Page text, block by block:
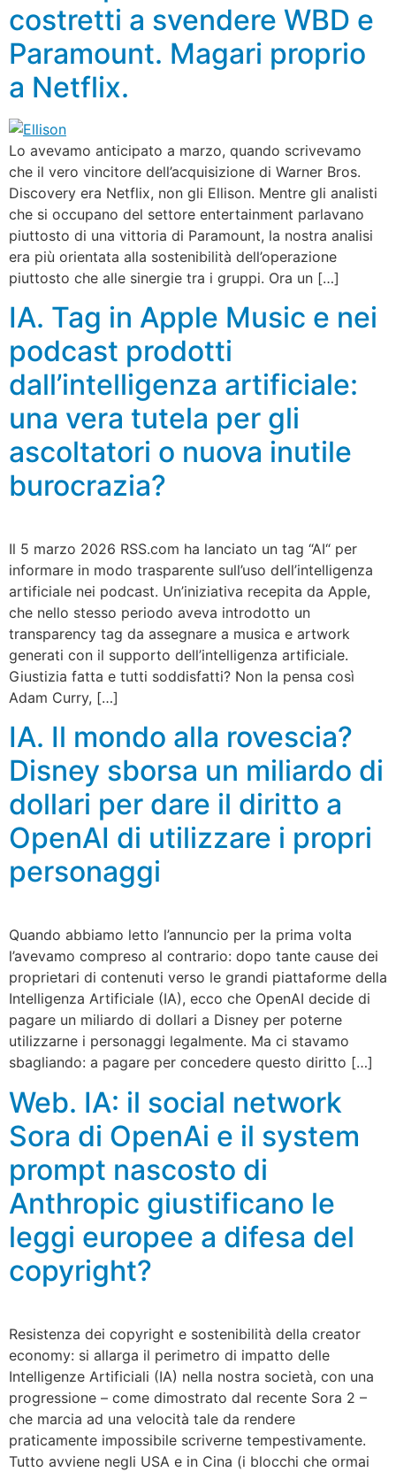
costretti a svendere WBD e
Paramount. Magari proprio
a Netflix.
Lo avevamo anticipato a marzo, quando scrivevamo
che il vero vincitore dell’acquisizione di Warner Bros.
Discovery era Netflix, non gli Ellison. Mentre gli analisti
che si occupano del settore entertainment parlavano
piuttosto di una vittoria di Paramount, la nostra analisi
era più orientata alla sostenibilità dell’operazione
piuttosto che alle sinergie tra i gruppi. Ora un […]
IA. Tag in Apple Music e nei
podcast prodotti
dall’intelligenza artificiale:
una vera tutela per gli
ascoltatori o nuova inutile
burocrazia?
Il 5 marzo 2026 RSS.com ha lanciato un tag “AI“ per
informare in modo trasparente sull’uso dell’intelligenza
artificiale nei podcast. Un’iniziativa recepita da Apple,
che nello stesso periodo aveva introdotto un
transparency tag da assegnare a musica e artwork
generati con il supporto dell’intelligenza artificiale.
Giustizia fatta e tutti soddisfatti? Non la pensa così
Adam Curry, […]
IA. Il mondo alla rovescia?
Disney sborsa un miliardo di
dollari per dare il diritto a
OpenAI di utilizzare i propri
personaggi
Quando abbiamo letto l’annuncio per la prima volta
l’avevamo compreso al contrario: dopo tante cause dei
proprietari di contenuti verso le grandi piattaforme della
Intelligenza Artificiale (IA), ecco che OpenAI decide di
pagare un miliardo di dollari a Disney per poterne
utilizzarne i personaggi legalmente. Ma ci stavamo
sbagliando: a pagare per concedere questo diritto […]
Web. IA: il social network
Sora di OpenAi e il system
prompt nascosto di
Anthropic giustificano le
leggi europee a difesa del
copyright?
Resistenza dei copyright e sostenibilità della creator
economy: si allarga il perimetro di impatto delle
Intelligenze Artificiali (IA) nella nostra società, con una
progressione – come dimostrato dal recente Sora 2 –
che marcia ad una velocità tale da rendere
praticamente impossibile scriverne tempestivamente.
Tutto avviene negli USA e in Cina (i blocchi che ormai